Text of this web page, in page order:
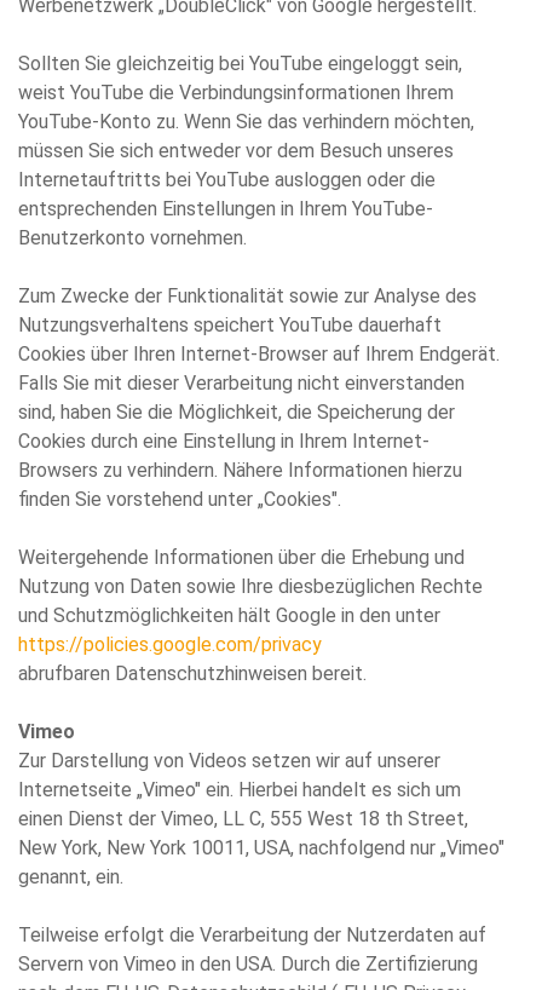
Werbenetzwerk „DoubleClick" von Google hergestellt.
Sollten Sie gleichzeitig bei YouTube eingeloggt sein,
weist YouTube die Verbindungsinformationen Ihrem
YouTube-Konto zu. Wenn Sie das verhindern möchten,
müssen Sie sich entweder vor dem Besuch unseres
Internetauftritts bei YouTube ausloggen oder die
entsprechenden Einstellungen in Ihrem YouTube-
Benutzerkonto vornehmen.
Zum Zwecke der Funktionalität sowie zur Analyse des
Nutzungsverhaltens speichert YouTube dauerhaft
Cookies über Ihren Internet-Browser auf Ihrem Endgerät.
Falls Sie mit dieser Verarbeitung nicht einverstanden
sind, haben Sie die Möglichkeit, die Speicherung der
Cookies durch eine Einstellung in Ihrem Internet-
Browsers zu verhindern. Nähere Informationen hierzu
finden Sie vorstehend unter „Cookies".
Weitergehende Informationen über die Erhebung und
Nutzung von Daten sowie Ihre diesbezüglichen Rechte
und Schutzmöglichkeiten hält Google in den unter
https://policies.google.com/privacy
abrufbaren Datenschutzhinweisen bereit.
Vimeo
Zur Darstellung von Videos setzen wir auf unserer
Internetseite „Vimeo" ein. Hierbei handelt es sich um
einen Dienst der Vimeo, LL C, 555 West 18 th Street,
New York, New York 10011, USA, nachfolgend nur „Vimeo"
genannt, ein.
Teilweise erfolgt die Verarbeitung der Nutzerdaten auf
Servern von Vimeo in den USA. Durch die Zertifizierung